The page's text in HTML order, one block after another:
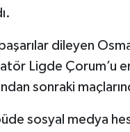
dileyen
Ligde Çorum’u
sonraki
sosyal medya